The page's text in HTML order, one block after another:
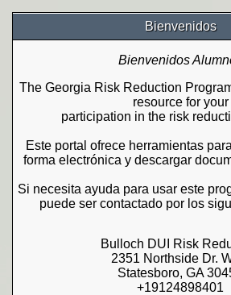
Bienvenidos
Bienvenidos
The Georgia Risk Reduction
resource for your
participation in the risk
Este portal ofrece herramientas
forma electrónica y descargar
Si necesita ayuda para usar este
puede ser contactado por los
Bulloch DUI Risk
2351 Northside Dr.
Statesboro, GA
+19124898401